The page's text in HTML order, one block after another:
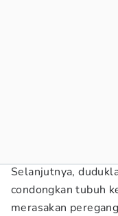
Selanjutnya,
condongkan tubuh
merasakan